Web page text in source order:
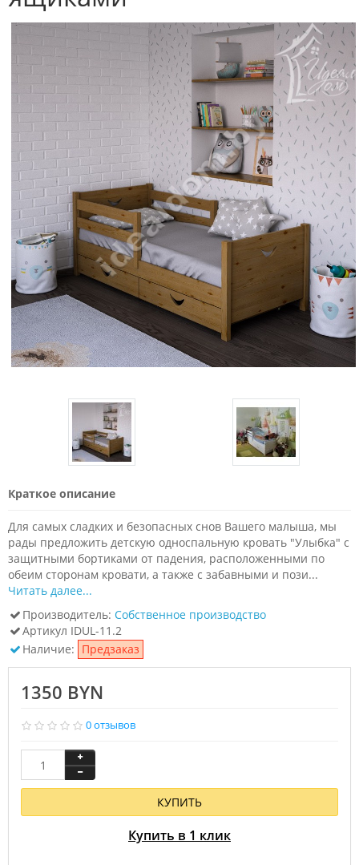
Краткое описание
Для самых сладких и безопасных снов Вашего малыша, мы
рады предложить детскую односпальную кровать "Улыбка" с
защитными бортиками от падения, расположенными по
обеим сторонам кровати, а также с забавными и пози...
Читать далее...
Производитель: Собственное производство
Артикул IDUL-11.2
Наличие: Предзаказ
1350 BYN
0 отзывов
КУПИТЬ
Купить в 1 клик